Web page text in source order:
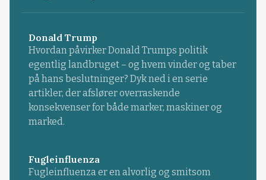
Donald Trump
Hvordan påvirker Donald Trumps politik
egentlig landbruget – og hvem vinder og taber
på hans beslutninger? Dyk ned i en serie
artikler, der afslører overraskende
konsekvenser for både marker, maskiner og
marked.
Fugleinfluenza
Fugleinfluenza er en alvorlig og smitsom